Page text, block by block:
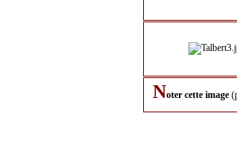
Noter cette image